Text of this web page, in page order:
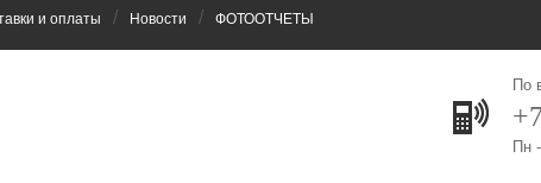
и оплаты / Новости / ФОТООТЧЕТЫ
По
Пн